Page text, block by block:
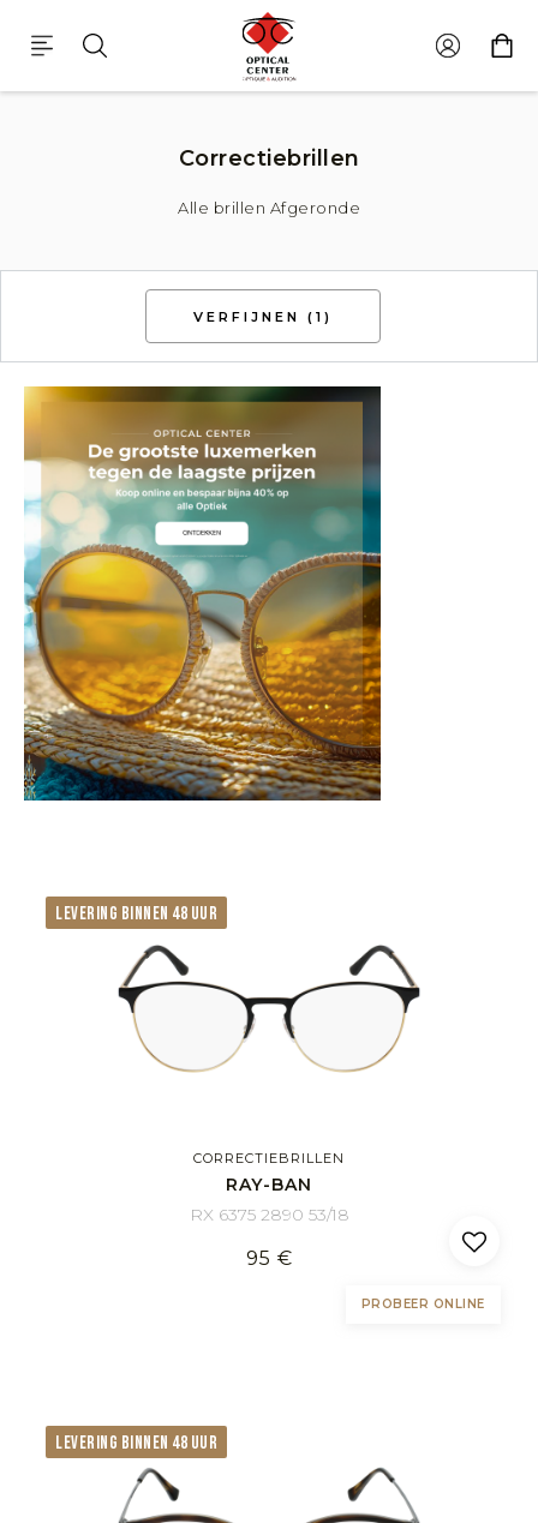
Correctiebrillen Afgeronde
Correctiebrillen
Alle brillen Afgeronde
VERFIJNEN (1)
LEVERING BINNEN 48 UUR
CORRECTIEBRILLEN
RAY-BAN
RX 6375 2890 53/18
95 €
PROBEER ONLINE
LEVERING BINNEN 48 UUR